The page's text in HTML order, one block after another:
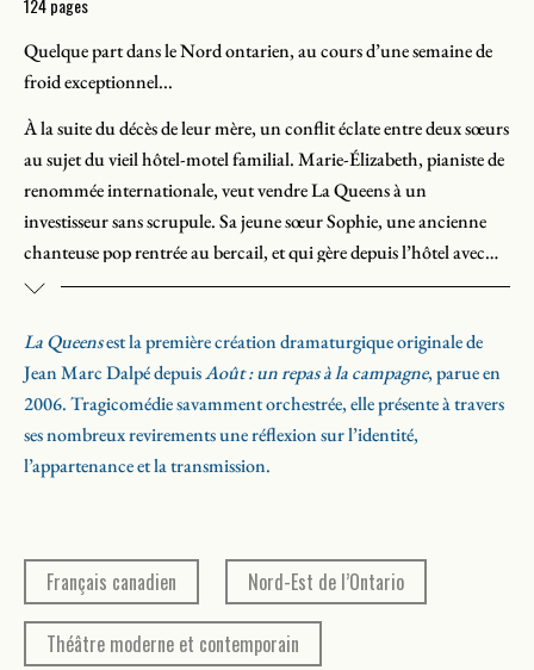
124 pages
Quelque part dans le Nord ontarien, au cours d’une semaine de
froid exceptionnel...
À la suite du décès de leur mère, un conflit éclate entre deux sœurs
au sujet du vieil hôtel-motel familial. Marie-Élizabeth, pianiste de
renommée internationale, veut vendre La Queens à un
investisseur sans scrupule. Sa jeune sœur Sophie, une ancienne
chanteuse pop rentrée au bercail, et qui gère depuis l’hôtel avec
son mari, s’y oppose, convaincue qu’il y a un avenir pour
portés, le destin de la bâtisse en mal de rénovations est loin de
constituer l’unique enjeu.
La Queensest la première création dramaturgique originale de
Jean Marc Dalpé depuisAoût : un repas à la campagne, parue en
2006. Tragicomédie savamment orchestrée, elle présente à travers
ses nombreux revirements une réflexion sur l’identité,
l’appartenance et la transmission.
Français canadien Nord-Est de l’Ontario
Théâtre moderne et contemporain